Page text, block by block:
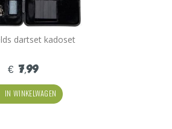
dartset kadoset
€ 7,99
IN WINKELWAGEN